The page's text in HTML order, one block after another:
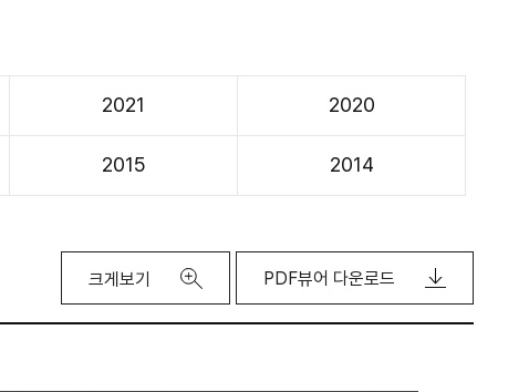
2021 2020
2015 2014
크게보기 PDF뷰어 다운로드